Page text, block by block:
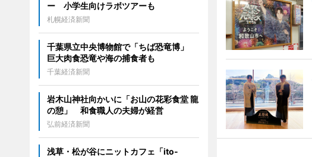
ー 小学生向けラボツアーも
札幌経済新聞
千葉県立中央博物館で「ちば恐竜博」
巨大肉食恐竜や海の捕食者も
千葉経済新聞
岩木山神社向かいに「お山の花彩食堂 龍
の憩」 和食職人の夫婦が経営
弘前経済新聞
浅草・松が谷にニットカフェ「ito-